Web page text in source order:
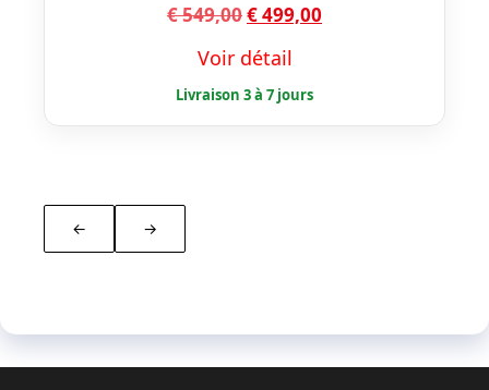
€549,00Le
initial
était :
€ 549,00.
€499,00
€ 499,00.
Voir détail
← →